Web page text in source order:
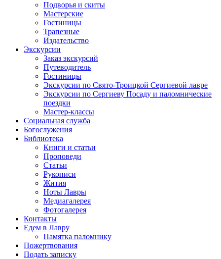
Подворья и скиты
Мастерские
Гостиницы
Трапезные
Издательство
Экскурсии
Заказ экскурсий
Путеводитель
Гостиницы
Экскурсии по Свято-Троицкой Сергиевой лавре
Экскурсии по Сергиеву Посаду и паломнические
поездки
Мастер-классы
Социальная служба
Богослужения
Библиотека
Книги и статьи
Проповеди
Статьи
Рукописи
Жития
Ноты Лавры
Медиагалерея
Фотогалерея
Контакты
Едем в Лавру
Памятка паломнику
Пожертвования
Подать записку